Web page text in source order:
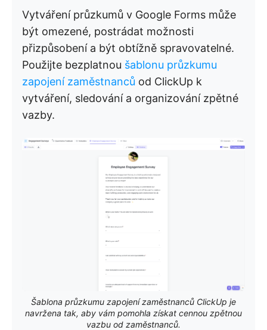
Vytváření průzkumů v Google Forms může
být omezené, postrádat možnosti
přizpůsobení a být obtížně spravovatelné.
Použijte bezplatnou šablonu průzkumu
zapojení zaměstnanců od ClickUp k
vytváření, sledování a organizování zpětné
vazby.
Šablona průzkumu zapojení zaměstnanců ClickUp je
navržena tak, aby vám pomohla získat cennou zpětnou
vazbu od zaměstnanců.